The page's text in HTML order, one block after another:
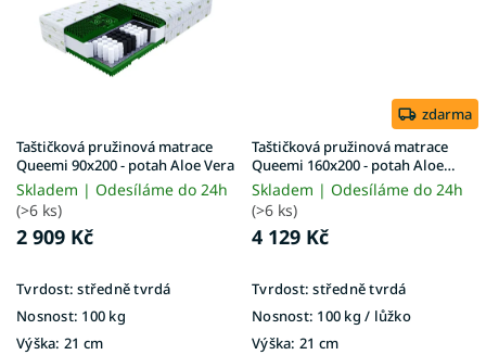
Taštičková pružinová matrace
Queemi 90x200 - potah Aloe Vera
Skladem | Odesíláme do 24h
(>6 ks)
2 909 Kč
Tvrdost: středně tvrdá
Nosnost: 100 kg
Výška: 21 cm
zdarma
Taštičková pružinová matrace
Queemi 160x200 - potah Aloe
Vera
Skladem | Odesíláme do 24h
(>6 ks)
4 129 Kč
Tvrdost: středně tvrdá
Nosnost: 100 kg ​​​​​/ lůžko
Výška: 21 cm